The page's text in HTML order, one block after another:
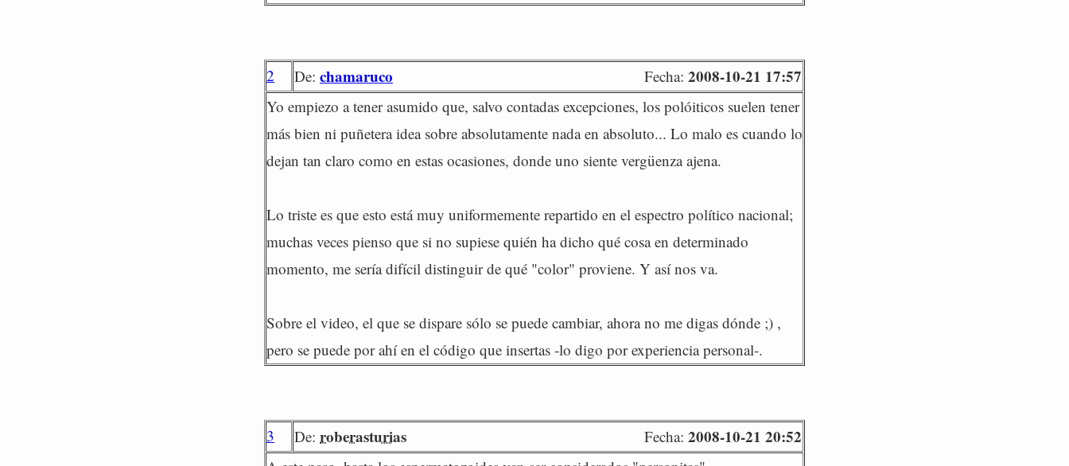
2 De: chamaruco Fecha: 2008-10-21 17:57
Yo empiezo a tener asumido que, salvo contadas excepciones, los polóiticos suelen tener
más bien ni puñetera idea sobre absolutamente nada en absoluto... Lo malo es cuando lo
dejan tan claro como en estas ocasiones, donde uno siente vergüenza ajena.
Lo triste es que esto está muy uniformemente repartido en el espectro político nacional;
muchas veces pienso que si no supiese quién ha dicho qué cosa en determinado
momento, me sería difícil distinguir de qué "color" proviene. Y así nos va.
Sobre el video, el que se dispare sólo se puede cambiar, ahora no me digas dónde ;) ,
pero se puede por ahí en el código que insertas -lo digo por experiencia personal-.
3 De: roberasturias Fecha: 2008-10-21 20:52